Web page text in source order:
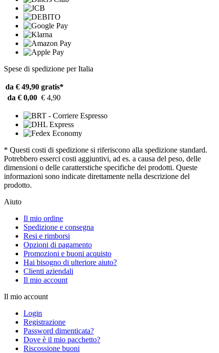
Spese di spedizione per Italia
da € 49,90 gratis*
da € 0,00 € 4,90
* Questi costi di spedizione si riferiscono alla spedizione standard.
Potrebbero esserci costi aggiuntivi, ad es. a causa del peso, delle
dimensioni o delle caratterstiche specifiche dei prodotti. Queste
informazioni sono indicate direttamente nella descrizione del
prodotto.
Aiuto
Il mio ordine
Spedizione e consegna
Resi e rimborsi
Opzioni di pagamento
Promozioni e buoni acquisto
Hai bisogno di ulteriore aiuto?
Clienti aziendali
Il mio account
Il mio account
Login
Registrazione
Password dimenticata?
Dove è il mio pacchetto?
Riscossione buoni